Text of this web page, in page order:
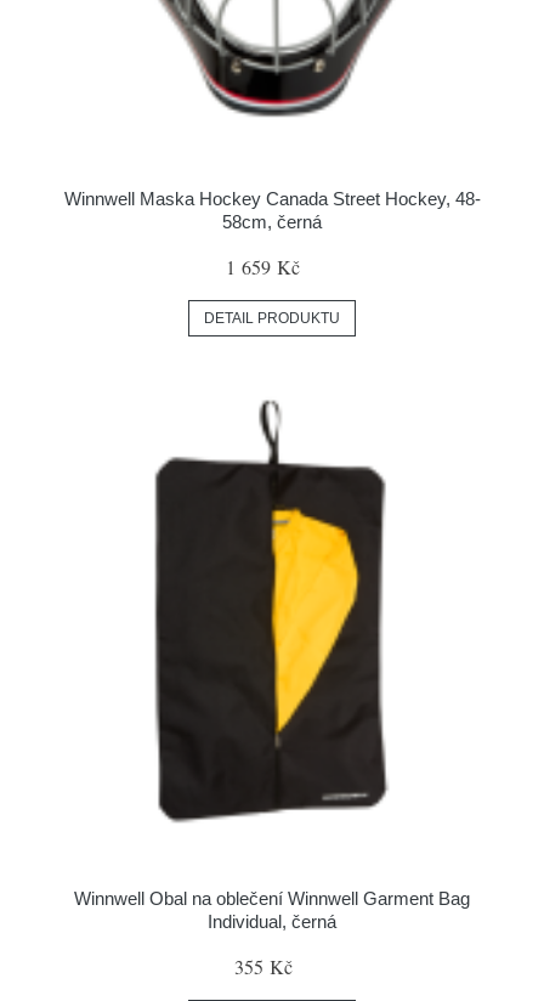
Winnwell Maska Hockey Canada Street Hockey, 48-
58cm, černá
1 659 Kč
DETAIL PRODUKTU
Winnwell Obal na oblečení Winnwell Garment Bag
Individual, černá
355 Kč